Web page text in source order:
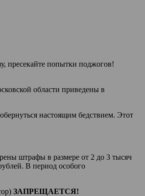
пресекайте попытки поджогов!
области приведены в
настоящим бедствием. Этот
штрафы в размере от 2 до 3 тысяч
В период особого
ЗАПРЕЩАЕТСЯ!